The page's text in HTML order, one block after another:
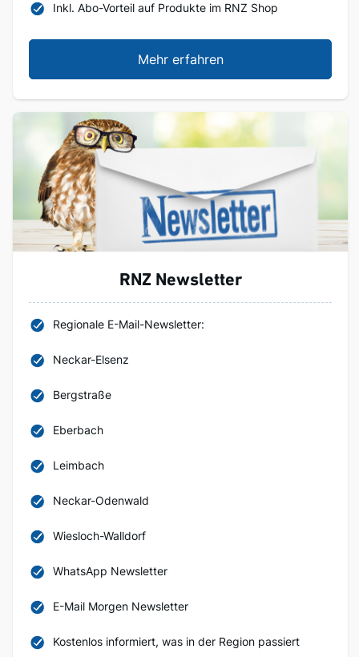
Inkl. Abo-Vorteil auf Produkte im RNZ Shop
Mehr erfahren
RNZ Newsletter
Regionale E-Mail-Newsletter:
Neckar-Elsenz
Bergstraße
Eberbach
Leimbach
Neckar-Odenwald
Wiesloch-Walldorf
WhatsApp Newsletter
E-Mail Morgen Newsletter
Kostenlos informiert, was in der Region passiert